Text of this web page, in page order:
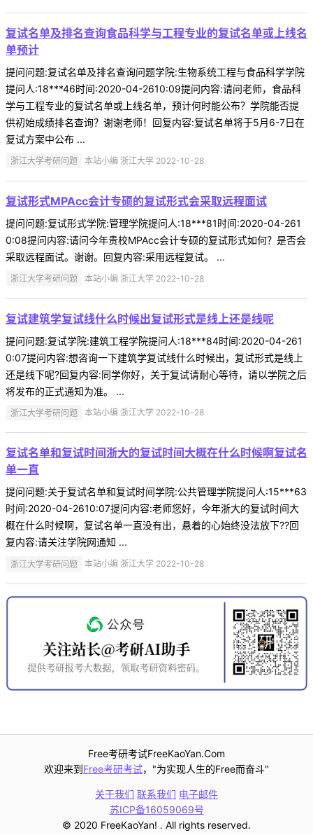
复试名单及排名查询食品科学与工程专业的复试名单或上线名
单预计
提问问题:复试名单及排名查询问题学院:生物系统工程与食品科学学院
提问人:18***46时间:2020-04-2610:09提问内容:请问老师，食品科
学与工程专业的复试名单或上线名单，预计何时能公布？学院能否提
供初始成绩排名查询？谢谢老师！回复内容:复试名单将于5月6-7日在
复试方案中公布 ...
浙江大学考研问题 本站小编 浙江大学 2022-10-28
复试形式MPAcc会计专硕的复试形式会采取远程面试
提问问题:复试形式学院:管理学院提问人:18***81时间:2020-04-261
0:08提问内容:请问今年贵校MPAcc会计专硕的复试形式如何？是否会
采取远程面试。谢谢。回复内容:采用远程复试。 ...
浙江大学考研问题 本站小编 浙江大学 2022-10-28
复试建筑学复试线什么时候出复试形式是线上还是线呢
提问问题:复试学院:建筑工程学院提问人:18***84时间:2020-04-261
0:07提问内容:想咨询一下建筑学复试线什么时候出，复试形式是线上
还是线下呢?回复内容:同学你好，关于复试请耐心等待，请以学院之后
将发布的正式通知为准。 ...
浙江大学考研问题 本站小编 浙江大学 2022-10-28
复试名单和复试时间浙大的复试时间大概在什么时候啊复试名
单一直
提问问题:关于复试名单和复试时间学院:公共管理学院提问人:15***63
时间:2020-04-2610:07提问内容:老师您好，今年浙大的复试时间大
概在什么时候啊，复试名单一直没有出，悬着的心始终没法放下??回
复内容:请关注学院网通知 ...
浙江大学考研问题 本站小编 浙江大学 2022-10-28
Free考研考试FreeKaoYan.Com
欢迎来到Free考研考试，"为实现人生的Free而奋斗"
关于我们 联系我们 电子邮件
苏ICP备16059069号
© 2020 FreeKaoYan! . All rights reserved.